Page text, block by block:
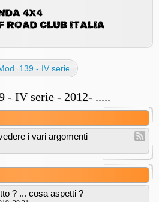
139 - IV serie - 2012- .....
- IV serie - 2012- .....
i vari argomenti
? ... cosa aspetti ?